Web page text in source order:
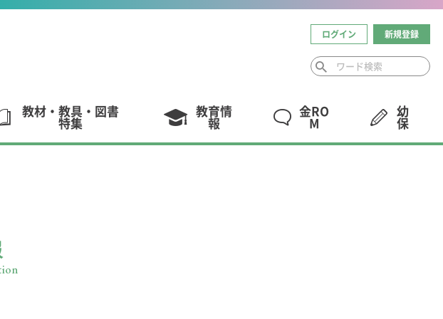
ログイン 新規登録
教材・教具・図書
特集
教育情
報
金RO
M
幼
保